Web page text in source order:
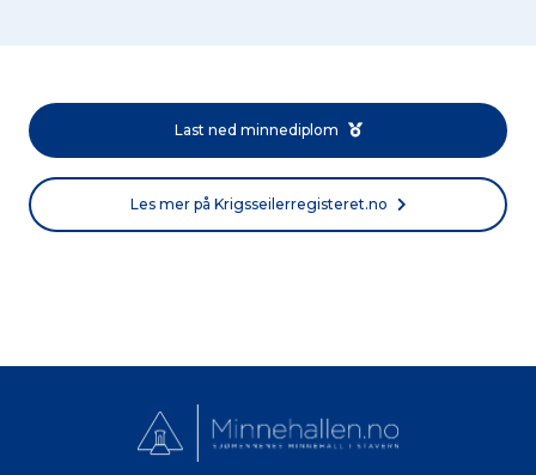
Last ned minnediplom
Les mer på Krigsseilerregisteret.no